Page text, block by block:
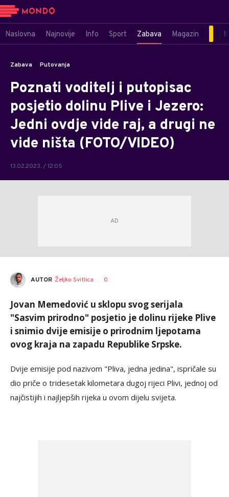
Naslovna Najnovije Info Sport Zabava Magazin
Zabava Putovanja
Poznati voditelj i putopisac
posjetio dolinu Plive i Jezero:
Jedni ovdje vide raj, a drugi ne
vide ništa (FOTO/VIDEO)
13.02.2023. / 12:05
AUTOR Željko Svitlica 0
Jovan Memedović u sklopu svog serijala
"Sasvim prirodno" posjetio je dolinu rijeke Plive
i snimio dvije emisije о prirodnim ljepotama
ovog kraja na zapadu Republike Srpske.
Dvije emisije pod nazivom "Pliva, jedna jedina", ispričale su
dio priče o tridesetak kilometara dugoj rijeci Plivi, jednoj od
najčistijih i najljepših rijeka u ovom dijelu svijeta.